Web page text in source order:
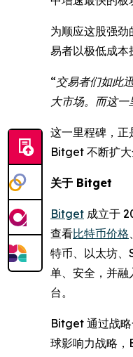
为顺应这股强
易者以极低成本
“交易者们如此
大市场。而这
这一里程碑，
Bitget 不断扩大
关于 Bitget
Bitget 成立于
查看比特币价格、
特币、以太坊、
单、安全，并
台。
Bitget 通过战略
球影响力战略